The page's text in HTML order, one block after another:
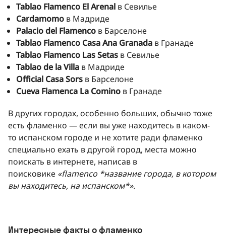
Tablao Flamenco El Arenal в Севилье
Cardamomo в Мадриде
Palacio del Flamenco в Барселоне
Tablao Flamenco Casa Ana Granada в Гранаде
Tablao Flamenco Las Setas в Севилье
Tablao de la Villa в Мадриде
Official Casa Sors в Барселоне
Cueva Flamenca La Comino в Гранаде
В других городах, особенно больших, обычно тоже
есть фламенко — если вы уже находитесь в каком-
то испанском городе и не хотите ради фламенко
специально ехать в другой город, места можно
поискать в интернете, написав в
поисковике «flamenco *название города, в котором
вы находитесь, на испанском*».
Интересные факты о фламенко